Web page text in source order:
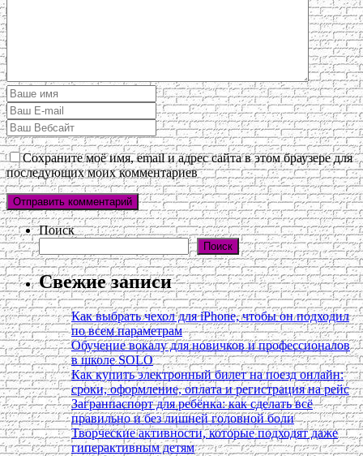
Сохраните моё имя, email и адрес сайта в этом браузере для
последующих моих комментариев
Поиск
Поиск
Свежие записи
Как выбрать чехол для iPhone, чтобы он подходил
по всем параметрам
Обучение вокалу для новичков и профессионалов
в школе SOLO
Как купить электронный билет на поезд онлайн:
сроки, оформление, оплата и регистрация на рейс
Загранпаспорт для ребёнка: как сделать всё
правильно и без лишней головной боли
Творческие активности, которые подходят даже
гиперактивным детям